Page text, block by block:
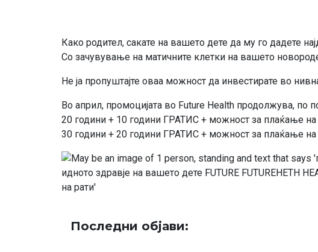
Како родител, сакате на вашето дете да му го дадете
Со зачувување на матичните клетки на вашето
Не ја пропуштајте оваа можност да инвестирате во
Во април, промоцијата во Future Health продолжува, по
20 години + 10 години ГРАТИС + можност за плаќање на
30 години + 20 години ГРАТИС + можност за плаќање на
Последни објави: